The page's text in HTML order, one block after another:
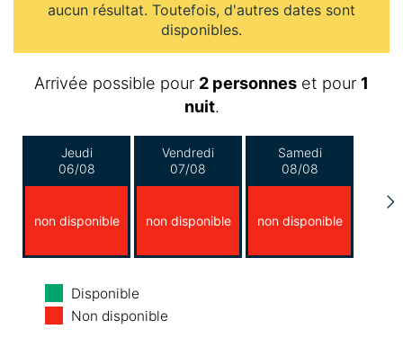
aucun résultat. Toutefois, d'autres dates sont
disponibles.
Arrivée possible pour 2 personnes et pour 1
nuit.
Jeudi
06/08
non disponible
Vendredi
07/08
non disponible
Samedi
08/08
non disponible
Dimanche
09/08
Disponible
Non disponible